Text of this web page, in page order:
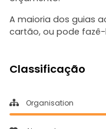
A maioria dos guias
cartão, ou pode
Classificação
Organisation